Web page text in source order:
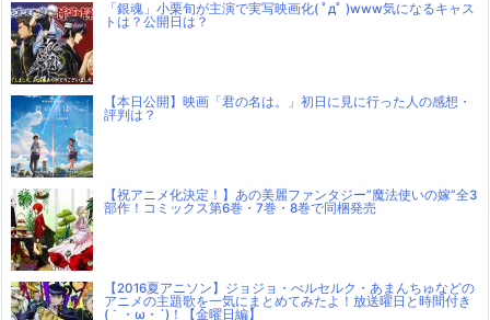
「銀魂」小栗旬が主演で実写映画化( ﾟдﾟ )www気になるキャス
トは？公開日は？
【本日公開】映画「君の名は。」初日に見に行った人の感想・
評判は？
【祝アニメ化決定！】あの美麗ファンタジー”魔法使いの嫁”全3
部作！コミックス第6巻・7巻・8巻で同梱発売
【2016夏アニソン】ジョジョ・べルセルク・あまんちゅなどの
アニメの主題歌を一気にまとめてみたよ！放送曜日と時間付き
(｀・ω・´)！【金曜日編】